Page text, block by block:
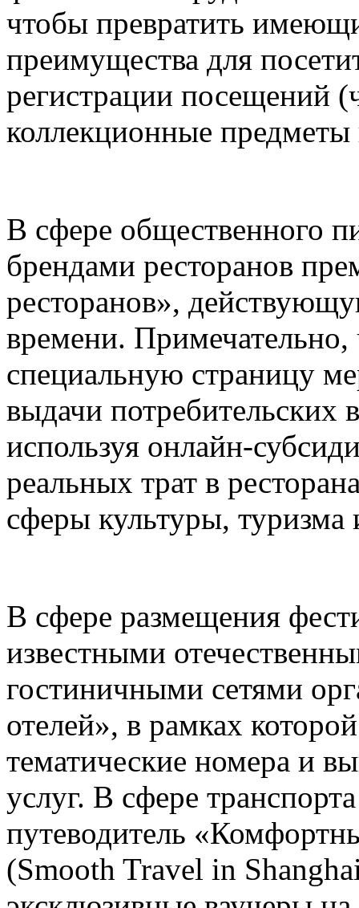
чтобы превратить
преимущества для
регистрации посещений
коллекционные
В сфере общественного
брендами ресторанов
ресторанов»,
времени. Примечательно,
специальную страницу
выдачи потребительских
используя онлайн-
реальных трат в
сферы культуры, туризма
В сфере размещения
известными
гостиничными сетями
отелей», в рамках
тематические номера и
услуг. В сфере
путеводитель
(Smooth Travel in